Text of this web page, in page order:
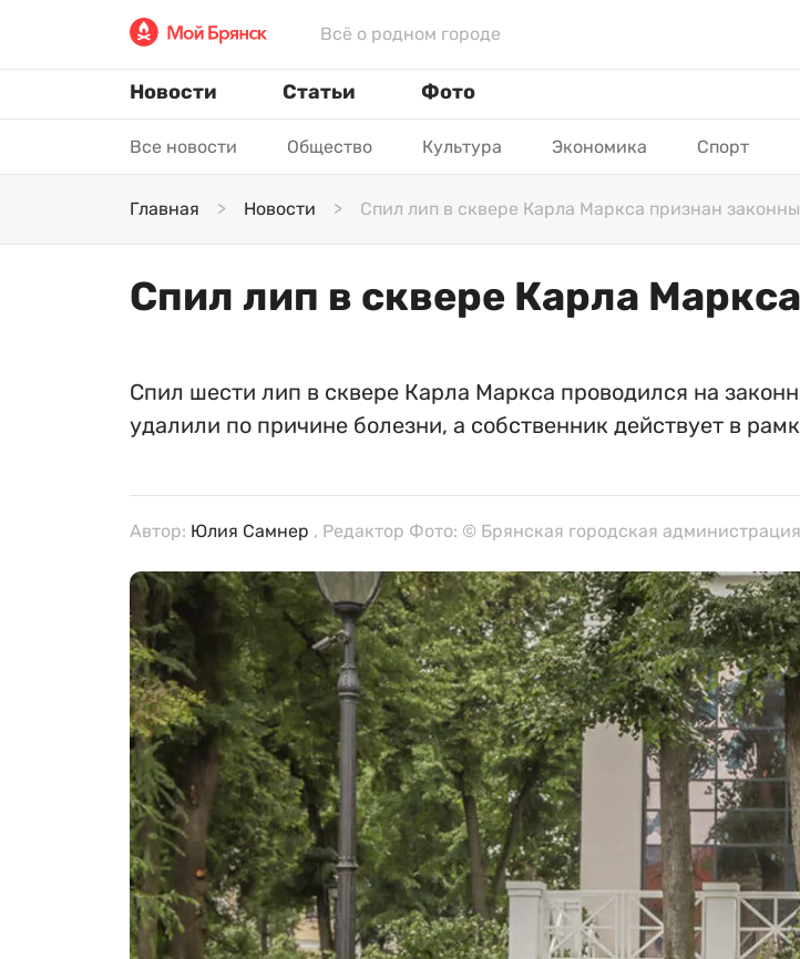
Всё о родном городе
Новости Статьи Фото
Все новости Общество Культура Экономика Спорт
Главная Новости Спил лип в сквере Карла Маркса признан
Спил лип в сквере Карла
Спил шести лип в сквере Карла Маркса проводился на
удалили по причине болезни, а собственник действует в
Автор: Юлия Самнер , Редактор Фото: © Брянская городская